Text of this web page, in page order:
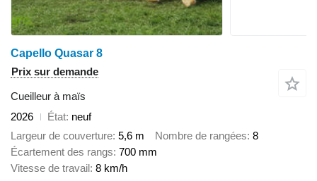
Capello Quasar 8
Prix sur demande
Cueilleur à maïs
2026
État neuf
Largeur de couverture 5,6 m Nombre de rangées 8
Écartement des rangs 700 mm
Vitesse de travail 8 km/h